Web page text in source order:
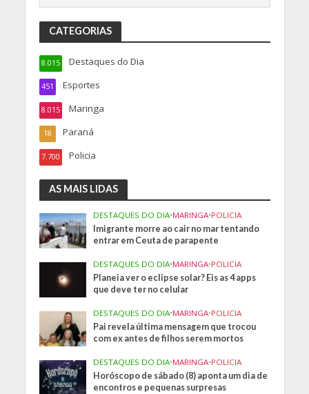
CATEGORIAS
Destaques do Dia
8.015
Esportes
451
Maringa
8.015
Paraná
18
Policia
7.700
AS MAIS LIDAS
DESTAQUES DO DIA•MARINGA•POLICIA
Imigrante morre ao cair no mar tentando
entrar em Ceuta de parapente
DESTAQUES DO DIA•MARINGA•POLICIA
Planeia ver o eclipse solar? Eis as 4 apps
que deve ter no celular
DESTAQUES DO DIA•MARINGA•POLICIA
Pai revela última mensagem que trocou
com ex antes de filhos serem mortos
DESTAQUES DO DIA•MARINGA•POLICIA
Horóscopo de sábado (8) aponta um dia de
encontros e pequenas surpresas